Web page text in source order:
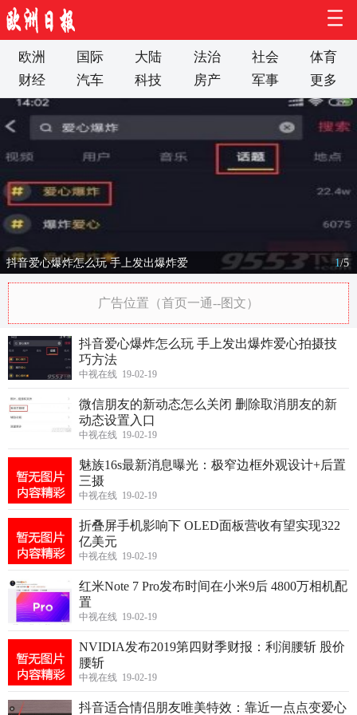
欧洲 国际 大陆 法治 社会
体育
财经
汽车 科技 房产 军事 更多
抖音爱心爆炸怎么玩 手上发出爆炸爱 1/5
广告位置（首页一通--图文）
抖音爱心爆炸怎么玩 手上发出爆炸爱心拍摄技
巧方法
中视在线 19-02-19
微信朋友的新动态怎么关闭 删除取消朋友的新
动态设置入口
中视在线 19-02-19
魅族16s最新消息曝光：极窄边框外观设计+后置
三摄
中视在线 19-02-19
折叠屏手机影响下 OLED面板营收有望实现322
亿美元
中视在线 19-02-19
红米Note 7 Pro发布时间在小米9后 4800万相机配
置
中视在线 19-02-19
NVIDIA发布2019第四财季财报：利润腰斩 股价
腰斩
中视在线 19-02-19
抖音适合情侣朋友唯美特效：靠近一点点变爱心